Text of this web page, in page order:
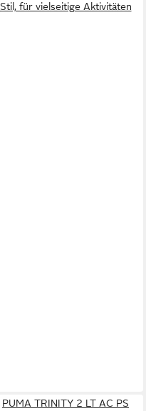
Stil, für vielseitige Aktivitäten
PUMA TRINITY 2 LT AC PS